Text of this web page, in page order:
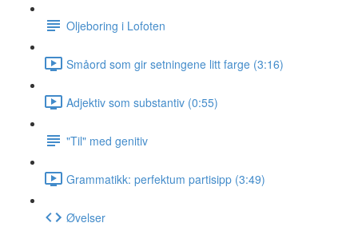
Oljeboring i Lofoten
Småord som gir setningene litt farge (3:16)
Adjektiv som substantiv (0:55)
"Til" med genitiv
Grammatikk: perfektum partisipp (3:49)
Øvelser